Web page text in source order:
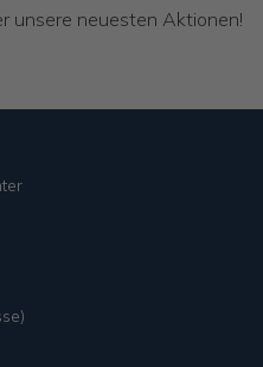
unsere neuesten Aktionen!